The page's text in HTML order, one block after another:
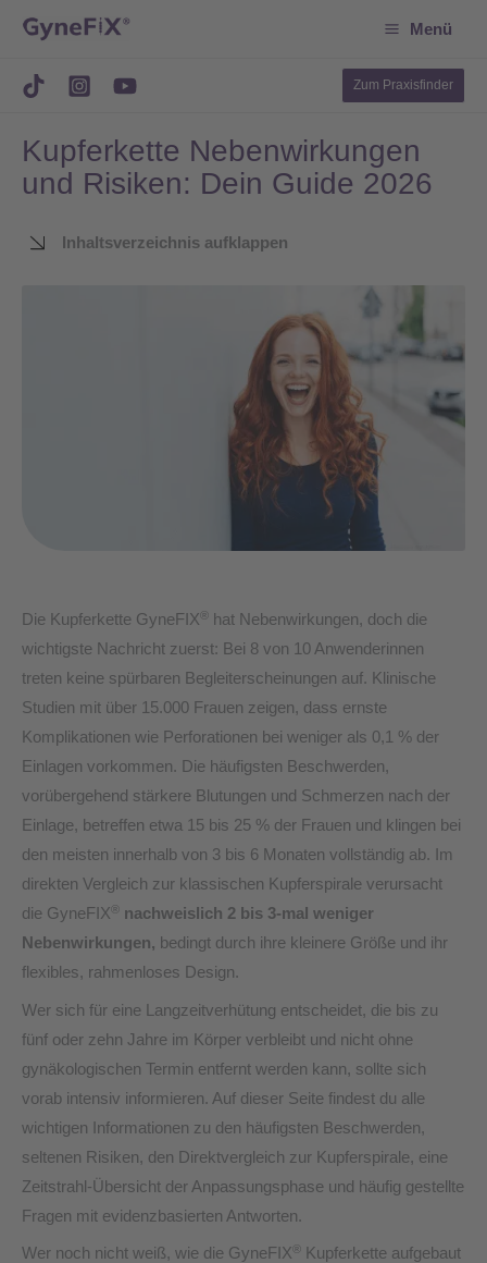
springen
Menü
Zum Praxisfinder
Kupferkette Nebenwirkungen
und Risiken: Dein Guide 2026
Inhaltsverzeichnis aufklappen
Die Kupferkette GyneFIX ®
hat Nebenwirkungen, doch die
wichtigste Nachricht zuerst: Bei 8 von 10 Anwenderinnen
treten keine spürbaren Begleiterscheinungen auf. Klinische
Studien mit über 15.000 Frauen zeigen, dass ernste
Komplikationen wie Perforationen bei weniger als 0,1 % der
Einlagen vorkommen. Die häufigsten Beschwerden,
vorübergehend stärkere Blutungen und Schmerzen nach der
Einlage, betreffen etwa 15 bis 25 % der Frauen und klingen bei
den meisten innerhalb von 3 bis 6 Monaten vollständig ab. Im
direkten Vergleich zur klassischen Kupferspirale verursacht
die GyneFIX ® nachweislich 2 bis 3-mal weniger
Nebenwirkungen, bedingt durch ihre kleinere Größe und ihr
flexibles, rahmenloses Design.
Wer sich für eine Langzeitverhütung entscheidet, die bis zu
fünf oder zehn Jahre im Körper verbleibt und nicht ohne
gynäkologischen Termin entfernt werden kann, sollte sich
vorab intensiv informieren. Auf dieser Seite findest du alle
wichtigen Informationen zu den häufigsten Beschwerden,
seltenen Risiken, den Direktvergleich zur Kupferspirale, eine
Zeitstrahl-Übersicht der Anpassungsphase und häufig gestellte
Fragen mit evidenzbasierten Antworten.
Wer noch nicht weiß, wie die GyneFIX ®
Kupferkette aufgebaut